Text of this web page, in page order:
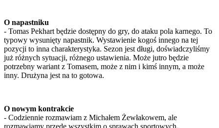
O napastniku
- Tomas Pekhart będzie dostępny do gry, do ataku pola karnego. To
typowy wysunięty napastnik. Wystawienie kogoś innego na tej
pozycji to inna charakterystyka. Sezon jest długi, doświadczyliśmy
już różnych sytuacji, różnego ustawienia. Może jutro będzie
potrzebny wariant z Tomasem, może z nim i kimś innym, a może
inny. Drużyna jest na to gotowa.
O nowym kontrakcie
- Codziennie rozmawiam z Michałem Żewłakowem, ale
rozmawiamy przede wszystkim o sprawach sportowych,